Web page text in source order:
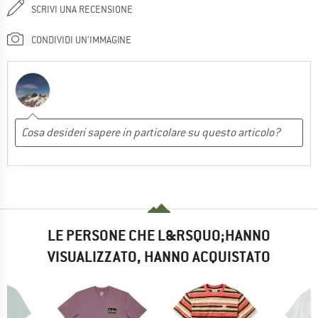
SCRIVI UNA RECENSIONE
CONDIVIDI UN'IMMAGINE
LE PERSONE CHE L&RSQUO;HANNO
VISUALIZZATO, HANNO ACQUISTATO